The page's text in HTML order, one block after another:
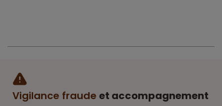
Vigilance fraude et accompagnement